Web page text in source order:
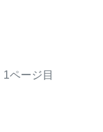
1ページ目